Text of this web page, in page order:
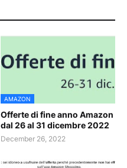
AMAZON
Offerte di fine anno Amazon
dal 26 al 31 dicembre 2022
December 26, 2022